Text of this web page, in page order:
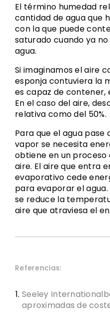
El término humedad
cantidad de agua que
con la que puede
saturado cuando ya
agua.
Si imaginamos el aire
esponja contuviera la
es capaz de contener,
En el caso del aire,
relativa como del 50%.
Para que el agua pase
vapor se necesita
obtiene en un
aire. El aire que entra
evaporativo cede
para evaporar el
se reduce la
aire que atraviesa el
Referencias:
Seeley
aproximadas de